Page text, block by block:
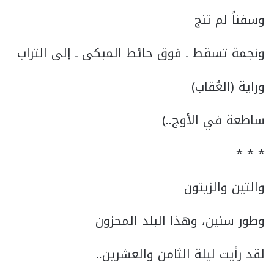
وسفناً لم تنج
ونجمة تسقط ـ فوق حائط المبكى ـ إلى التراب
وراية (العُقاب)
ساطعة في الأوج..)
* * *
والتين والزيتون
وطور سنين، وهذا البلد المحزون
لقد رأيت ليلة الثامن والعشرين..